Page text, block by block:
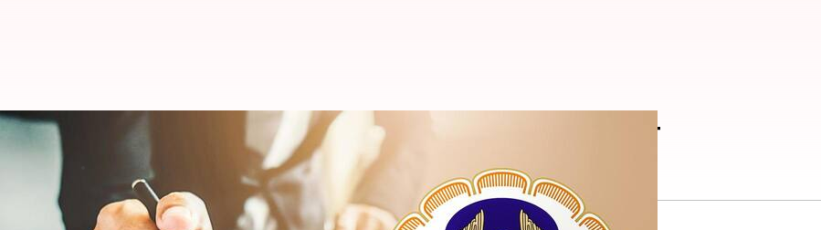
ICAI CA इंटर के नतीजे जारी, कोलकाता की किंजल ने किया टॉप
तौसीफ Feb 27, 2022
क्या है खबर?